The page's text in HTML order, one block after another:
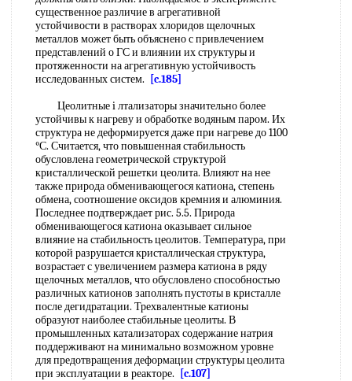
существенное различие в агрегативной
устойчивости в растворах хлоридов щелочных
металлов может быть объяснено с привлечением
представлений о ГС и влиянии их структуры и
протяженности на агрегативную устойчивость
исследованных систем.
[c.185]
Цеолитные i лтализаторы значительно более
устойчивы к нагреву и обработке водяным паром. Их
структура не деформируется даже при нагреве до 1100
°С. Считается, что повышенная стабильность
обусловлена геометрической структурой
кристаллической решетки цеолита. Влияют на нее
также природа обменивающегося катиона, степень
обмена, соотношение оксидов кремния и алюминия.
Последнее подтверждает рис. 5.5. Природа
обменивающегося катиона оказывает сильное
влияние на стабильность цеолитов. Температура, при
которой разрушается кристаллическая структура,
возрастает с увеличением размера катиона в ряду
щелочных металлов, что обусловлено способностью
различных катионов заполнять пустоты в кристалле
после дегидратации. Трехвалентные катионы
образуют наиболее стабильные цеолиты. В
промышленных катализаторах содержание натрия
поддерживают на минимально возможном уровне
для предотвращения деформации структуры цеолита
при эксплуатации в реакторе.
[c.107]